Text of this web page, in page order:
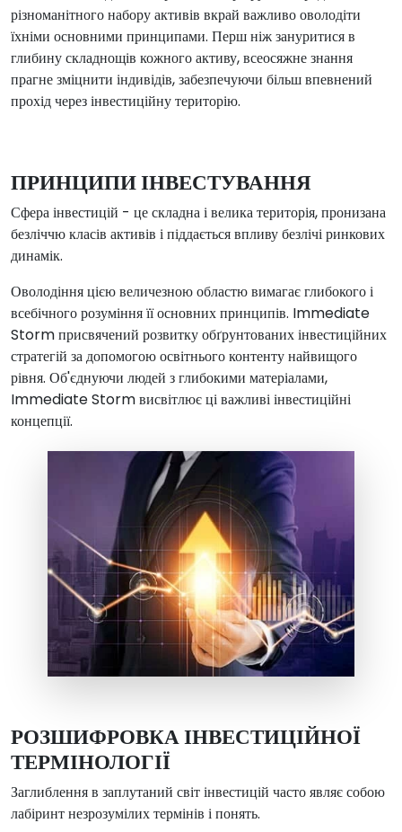
різноманітного набору активів вкрай важливо оволодіти
їхніми основними принципами. Перш ніж зануритися в
глибину складнощів кожного активу, всеосяжне знання
прагне зміцнити індивідів, забезпечуючи більш впевнений
прохід через інвестиційну територію.
ПРИНЦИПИ ІНВЕСТУВАННЯ
Сфера інвестицій - це складна і велика територія, пронизана
безліччю класів активів і піддається впливу безлічі ринкових
динамік.
Оволодіння цією величезною областю вимагає глибокого і
всебічного розуміння її основних принципів. Immediate
Storm присвячений розвитку обґрунтованих інвестиційних
стратегій за допомогою освітнього контенту найвищого
рівня. Об'єднуючи людей з глибокими матеріалами,
Immediate Storm висвітлює ці важливі інвестиційні
концепції.
РОЗШИФРОВКА ІНВЕСТИЦІЙНОЇ
ТЕРМІНОЛОГІЇ
Заглиблення в заплутаний світ інвестицій часто являє собою
лабіринт незрозумілих термінів і понять.